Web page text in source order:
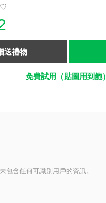
♡
送禮物
免費試用（貼圖用到飽）
包含任何可識別用戶的資訊。